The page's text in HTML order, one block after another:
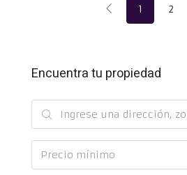
1 2
Encuentra tu propiedad